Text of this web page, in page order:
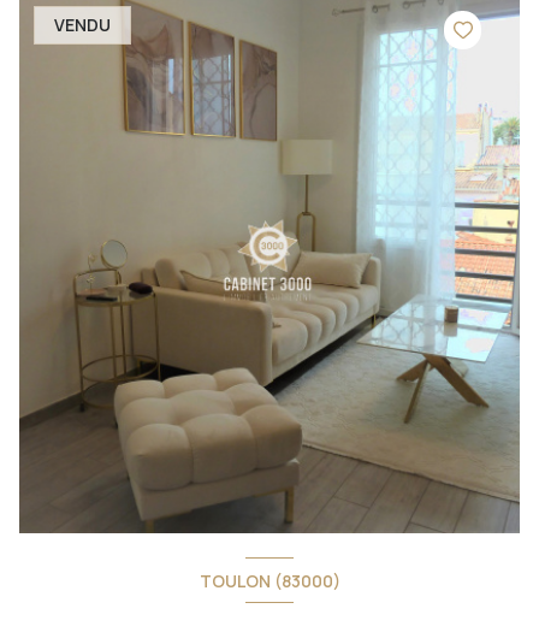
VENDU
TOULON (83000)